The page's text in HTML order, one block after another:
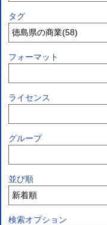
タグ
フォーマット
ライセンス
グループ
並び順
検索オプション